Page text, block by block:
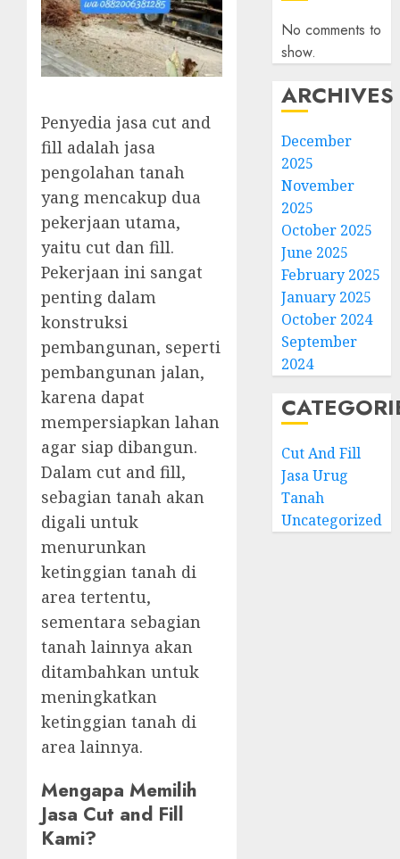
Penyedia jasa cut and
fill adalah jasa
pengolahan tanah
yang mencakup dua
pekerjaan utama,
yaitu cut dan fill.
Pekerjaan ini sangat
penting dalam
konstruksi
pembangunan, seperti
pembangunan jalan,
karena dapat
mempersiapkan lahan
agar siap dibangun.
Dalam cut and fill,
sebagian tanah akan
digali untuk
menurunkan
ketinggian tanah di
area tertentu,
sementara sebagian
tanah lainnya akan
ditambahkan untuk
meningkatkan
ketinggian tanah di
area lainnya.
Mengapa Memilih
Jasa Cut and Fill
Kami?
No comments to
show.
ARCHIVES
December
2025
November
2025
October 2025
June 2025
February 2025
January 2025
October 2024
September
2024
Cut And Fill
Jasa Urug
Tanah
Uncategorized